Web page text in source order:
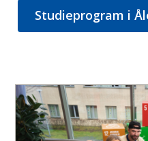
Studieprogram i